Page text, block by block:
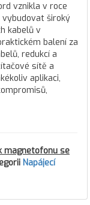
vznikla v roce
široký
kabelů v
balení za
redukcí a
sítě a
aplikaci,
magnetofonu se
Napájecí